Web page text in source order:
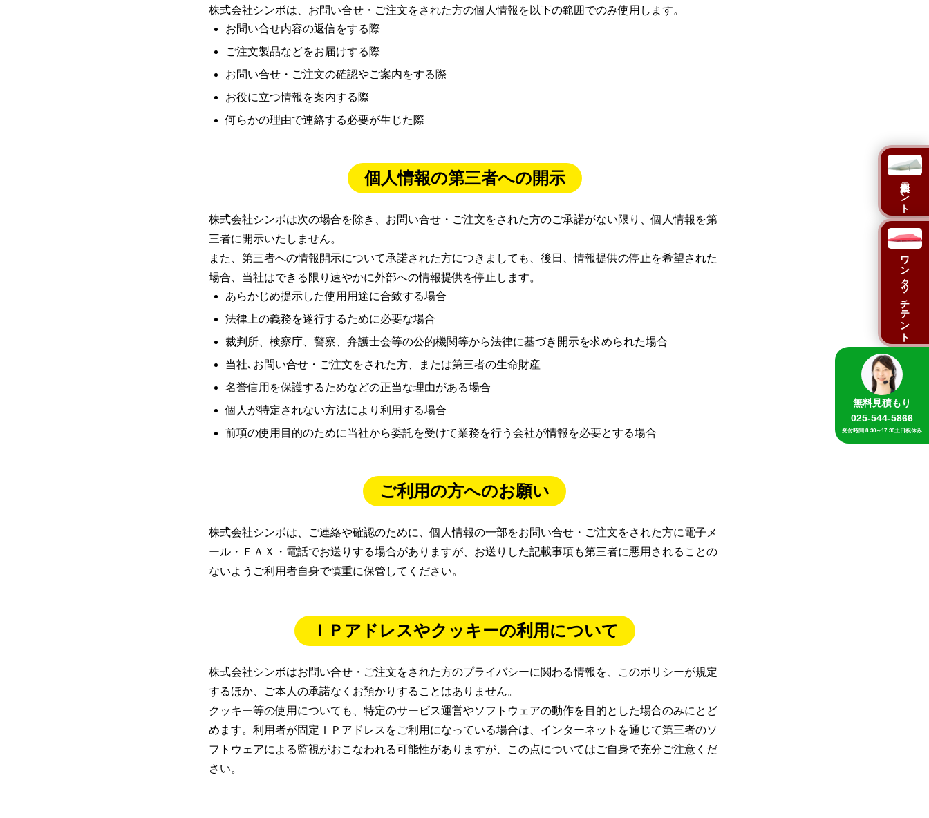
株式会社シンボは、お問い合せ・ご注文をされた方の個人情報を以下の範囲でのみ使用します。
お問い合せ内容の返信をする際
ご注文製品などをお届けする際
お問い合せ・ご注文の確認やご案内をする際
お役に立つ情報を案内する際
何らかの理由で連絡する必要が生じた際
個人情報の第三者への開示
株式会社シンボは次の場合を除き、お問い合せ・ご注文をされた方のご承諾がない限り、個人情報を第
三者に開示いたしません。
また、第三者への情報開示について承諾された方につきましても、後日、情報提供の停止を希望された
場合、当社はできる限り速やかに外部への情報提供を停止します。
あらかじめ提示した使用用途に合致する場合
法律上の義務を遂行するために必要な場合
裁判所、検察庁、警察、弁護士会等の公的機関等から法律に基づき開示を求められた場合
当社､お問い合せ・ご注文をされた方、または第三者の生命財産
名誉信用を保護するためなどの正当な理由がある場合
個人が特定されない方法により利用する場合
前項の使用目的のために当社から委託を受けて業務を行う会社が情報を必要とする場合
ご利用の方へのお願い
株式会社シンボは、ご連絡や確認のために、個人情報の一部をお問い合せ・ご注文をされた方に電子メ
ール・ＦＡＸ・電話でお送りする場合がありますが、お送りした記載事項も第三者に悪用されることの
ないようご利用者自身で慎重に保管してください。
ＩＰアドレスやクッキーの利用について
株式会社シンボはお問い合せ・ご注文をされた方のプライバシーに関わる情報を、このポリシーが規定
するほか、ご本人の承諾なくお預かりすることはありません。
クッキー等の使用についても、特定のサービス運営やソフトウェアの動作を目的とした場合のみにとど
めます。利用者が固定ＩＰアドレスをご利用になっている場合は、インターネットを通じて第三者のソ
フトウェアによる監視がおこなわれる可能性がありますが、この点についてはご自身で充分ご注意くだ
さい。
集会用テント
ワンタッチテント
無料見積もり
025-544-5866
受付時間 8:30～17:30土日祝休み